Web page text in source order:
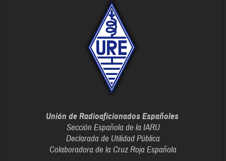
Unión de Radioaficionados Españoles
Sección Española de la IARU
Declarada de Utilidad Pública
Colaboradora de la Cruz Roja Española